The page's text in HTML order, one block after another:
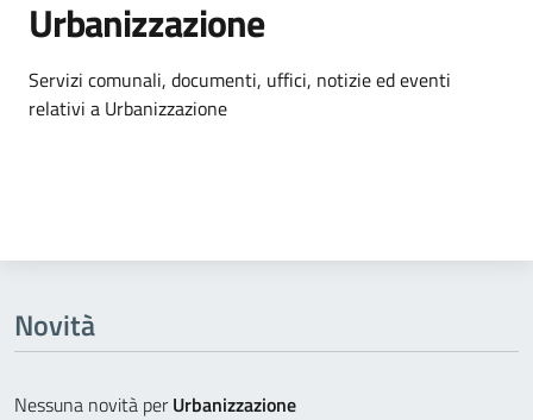
Urbanizzazione
Dettagli dell'argomento
Servizi comunali, documenti, uffici, notizie ed eventi
relativi a Urbanizzazione
Novità
Nessuna novità perUrbanizzazione